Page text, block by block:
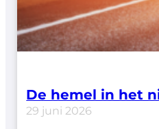
De hemel in het
29 juni 2026